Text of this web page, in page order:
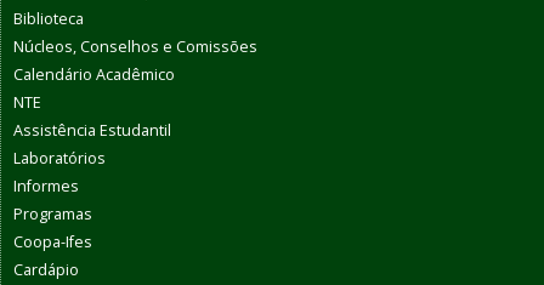
Biblioteca
Núcleos, Conselhos e Comissões
Calendário Acadêmico
NTE
Assistência Estudantil
Laboratórios
Informes
Programas
Coopa-Ifes
Cardápio